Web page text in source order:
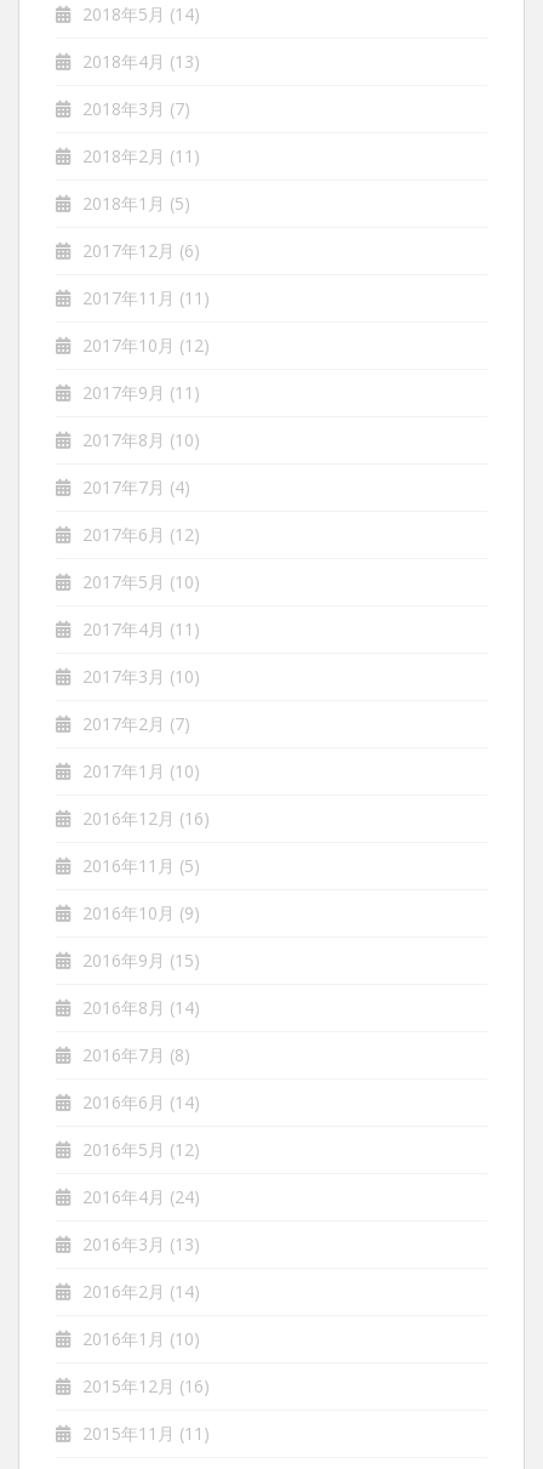
2018年5月 (14)
2018年4月 (13)
2018年3月 (7)
2018年2月 (11)
2018年1月 (5)
2017年12月 (6)
2017年11月 (11)
2017年10月 (12)
2017年9月 (11)
2017年8月 (10)
2017年7月 (4)
2017年6月 (12)
2017年5月 (10)
2017年4月 (11)
2017年3月 (10)
2017年2月 (7)
2017年1月 (10)
2016年12月 (16)
2016年11月 (5)
2016年10月 (9)
2016年9月 (15)
2016年8月 (14)
2016年7月 (8)
2016年6月 (14)
2016年5月 (12)
2016年4月 (24)
2016年3月 (13)
2016年2月 (14)
2016年1月 (10)
2015年12月 (16)
2015年11月 (11)